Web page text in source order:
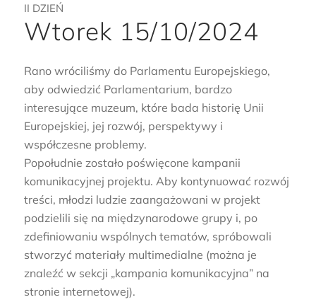
II DZIEŃ
Wtorek 15/10/2024
Rano wróciliśmy do Parlamentu Europejskiego,
aby odwiedzić Parlamentarium, bardzo
interesujące muzeum, które bada historię Unii
Europejskiej, jej rozwój, perspektywy i
współczesne problemy.
Popołudnie zostało poświęcone kampanii
komunikacyjnej projektu. Aby kontynuować rozwój
treści, młodzi ludzie zaangażowani w projekt
podzielili się na międzynarodowe grupy i, po
zdefiniowaniu wspólnych tematów, spróbowali
stworzyć materiały multimedialne (można je
znaleźć w sekcji „kampania komunikacyjna” na
stronie internetowej).